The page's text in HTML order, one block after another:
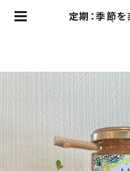
定期：季節